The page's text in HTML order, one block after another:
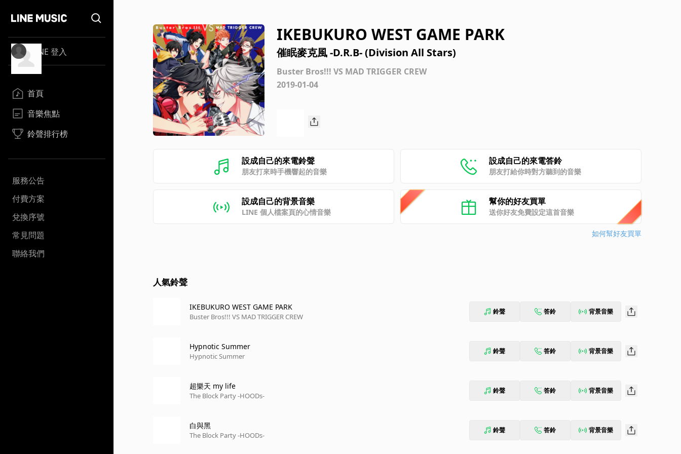
LINE 登入
首頁
音樂焦點
鈴聲排行榜
服務公告
付費方案
兌換序號
常見問題
聯絡我們
IKEBUKURO WEST GAME PARK
催眠麥克風 -D.R.B- (Division All Stars)
Buster Bros!!! VS MAD TRIGGER CREW
2019-01-04
設成自己的來電鈴聲
朋友打來時手機響起的音樂
設成自己的來電答鈴
朋友打給你時對方聽到的音樂
設成自己的背景音樂
LINE 個人檔案頁的心情音樂
幫你的好友買單
送你好友免費設定這首音樂
如何幫好友買單
人氣鈴聲
IKEBUKURO WEST GAME PARK
Buster Bros!!! VS MAD TRIGGER CREW
鈴聲 答鈴 背景音樂
Hypnotic Summer
Hypnotic Summer
鈴聲 答鈴 背景音樂
超樂天 my life
The Block Party -HOODs-
鈴聲 答鈴 背景音樂
白與黑
The Block Party -HOODs-
鈴聲 答鈴 背景音樂